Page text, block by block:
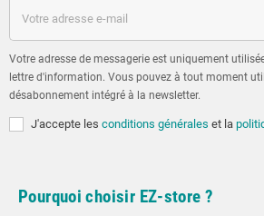
Votre adresse de messagerie est uniquement
lettre d'information. Vous pouvez à tout moment
désabonnement intégré à la newsletter.
J'accepte les conditions générales et la
Pourquoi choisir EZ-store ?